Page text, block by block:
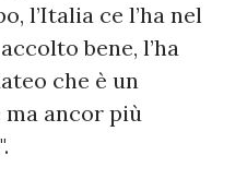
l’Italia ce l’ha nel
bene, l’ha
che è un
ancor più